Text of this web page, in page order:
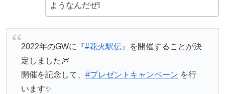
ようなんだぜ!
2022年のGWに『#花火駅伝』を開催することが決
定しました🎆
開催を記念して、 #プレゼントキャンペーン を行
います✨